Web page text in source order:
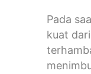
Pada
kuat